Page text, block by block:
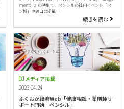
ment）』の特集で、ペンシルの社内イベント「ペ
ン博」や独自の組織…
続きを読む
メディア掲載
2026.04.24
ふくおか経済Web「健康相談・薬剤師サ
ポート開始 ペンシル」